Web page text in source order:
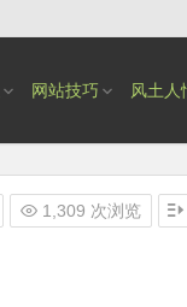
网站技巧 风土人
1,309 次浏览